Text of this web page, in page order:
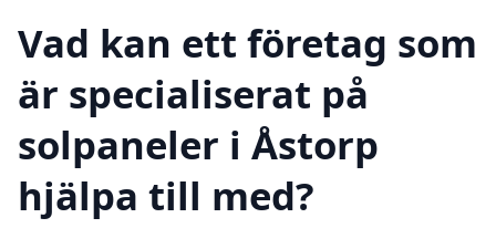
Vad kan ett företag som
är specialiserat på
solpaneler i Åstorp
hjälpa till med?